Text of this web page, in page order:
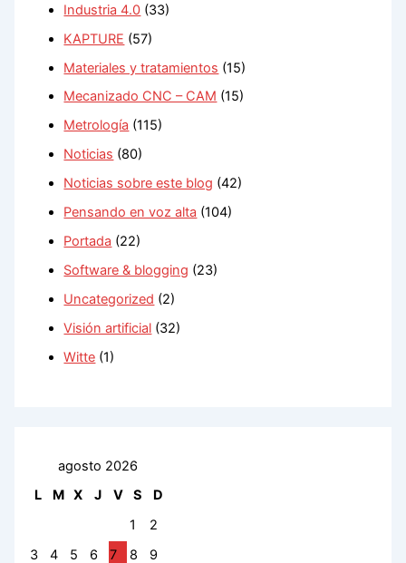
Industria 4.0 (33)
KAPTURE (57)
Materiales y tratamientos (15)
Mecanizado CNC – CAM (15)
Metrología (115)
Noticias (80)
Noticias sobre este blog (42)
Pensando en voz alta (104)
Portada (22)
Software & blogging (23)
Uncategorized (2)
Visión artificial (32)
Witte (1)
agosto 2026
L
M X J V S
D
1
2
3
4 5 6 7 8
9